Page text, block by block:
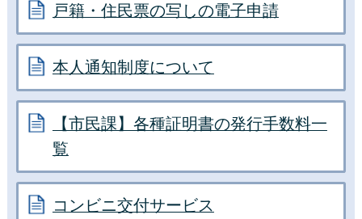
戸籍・住民票の写しの電子申請
本人通知制度について
【市民課】各種証明書の発行手数料一
覧
コンビニ交付サービス